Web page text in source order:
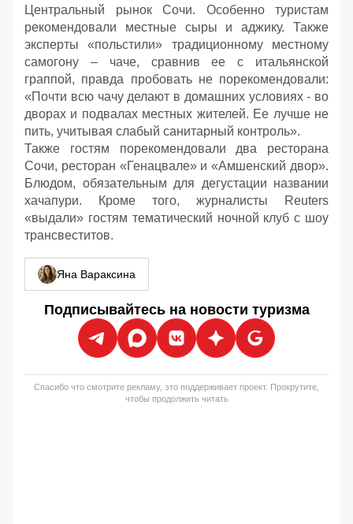
Центральный рынок Сочи. Особенно туристам
рекомендовали местные сыры и аджику. Также
эксперты «польстили» традиционному местному
самогону – чаче, сравнив ее с итальянской
граппой, правда пробовать не порекомендовали:
«Почти всю чачу делают в домашних условиях - во
дворах и подвалах местных жителей. Ее лучше не
пить, учитывая слабый санитарный контроль».
Также гостям порекомендовали два ресторана
Сочи, ресторан «Генацвале» и «Амшенский двор».
Блюдом, обязательным для дегустации названии
хачапури. Кроме того, журналисты Reuters
«выдали» гостям тематический ночной клуб с шоу
трансвеститов.
Яна Вараксина
Подписывайтесь на новости туризма
Спасибо что смотрите рекламу, это поддерживает проект. Прокрутите,
чтобы продолжить читать